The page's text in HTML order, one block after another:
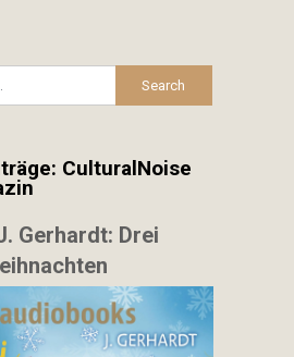
CulturalNoise
Gerhardt: Drei